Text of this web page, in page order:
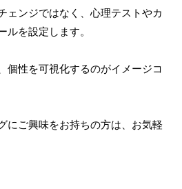
ェンジではなく、心理テストやカ
ルを設定します。
個性を可視化するのがイメージコ
にご興味をお持ちの方は、お気軽